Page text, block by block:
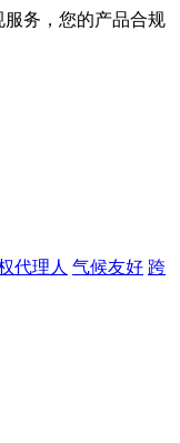
务，您的产品合规
代理人 气候友好 跨